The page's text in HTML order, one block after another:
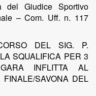
del Giudice Sportivo
– Com. Uff. n. 117
DEL SIG. P.
SQUALIFICA PER 3
INFLITTA AL
SAVONA DEL